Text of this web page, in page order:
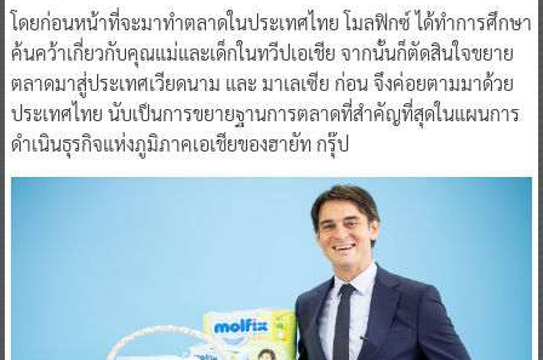
โดยก่อนหน้าที่จะมาทำตลาดในประเทศไทย โมลฟิกซ์ ได้ทำการศึกษา
ค้นคว้าเกี่ยวกับคุณแม่และเด็กในทวีปเอเชีย จากนั้นก็ตัดสินใจขยาย
ตลาดมาสู่ประเทศเวียดนาม และ มาเลเซีย ก่อน จึงค่อยตามมาด้วย
ประเทศไทย นับเป็นการขยายฐานการตลาดที่สำคัญที่สุดในแผนการ
ดำเนินธุรกิจแห่งภูมิภาคเอเชียของฮายัท กรุ๊ป